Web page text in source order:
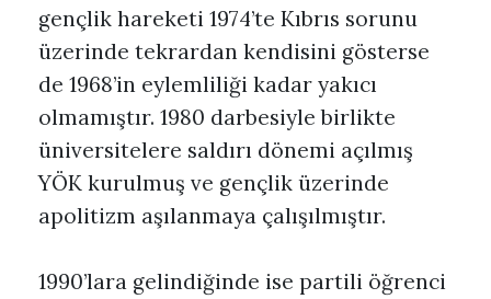
gençlik hareketi 1974’te Kıbrıs sorunu
üzerinde tekrardan kendisini gösterse
de 1968’in eylemliliği kadar yakıcı
olmamıştır. 1980 darbesiyle birlikte
üniversitelere saldırı dönemi açılmış
YÖK kurulmuş ve gençlik üzerinde
apolitizm aşılanmaya çalışılmıştır.
1990’lara gelindiğinde ise partili öğrenci